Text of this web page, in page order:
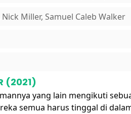
Miller, Samuel Caleb Walker
(2021)
yang lain mengikuti
semua harus tinggal di